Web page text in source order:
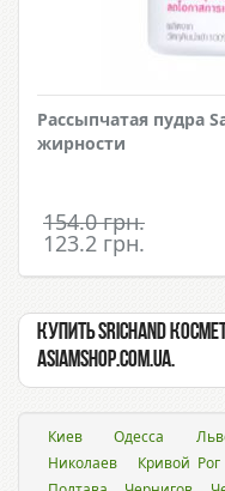
Рассыпчатая пудра
жирности
154.0 грн.
123.2 грн.
Купить Srichand
Asiamshop.com.ua.
Киев Одесса
Николаев
Кривой Рог